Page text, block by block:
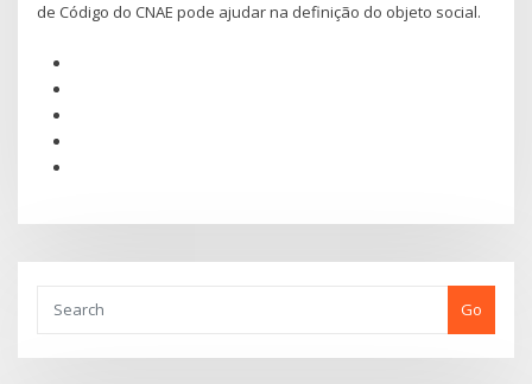
de Código do CNAE pode ajudar na definição do objeto social.
Go